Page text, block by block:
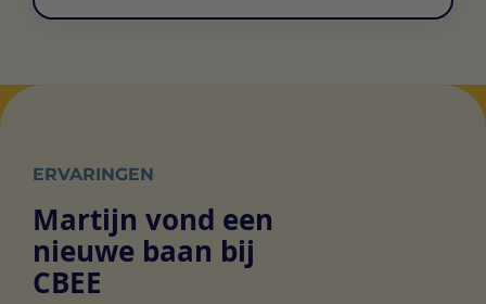
ERVARINGEN
Martijn vond een
nieuwe baan bij
CBEE